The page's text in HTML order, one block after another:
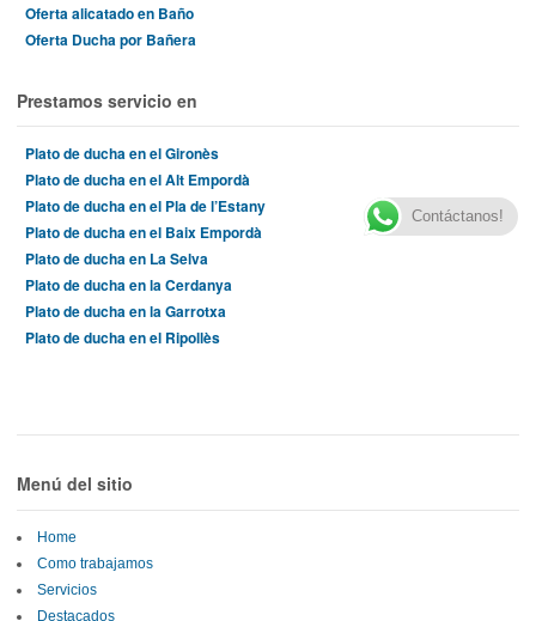
Oferta alicatado en Baño
Oferta Ducha por Bañera
Prestamos servicio en
Plato de ducha en el Gironès
Plato de ducha en el Alt Empordà
Plato de ducha en el Pla de l’Estany
Plato de ducha en el Baix Empordà
Plato de ducha en La Selva
Plato de ducha en la Cerdanya
Plato de ducha en la Garrotxa
Plato de ducha en el Ripollès
Menú del sitio
Home
Como trabajamos
Servicios
Destacados
Contáctanos!